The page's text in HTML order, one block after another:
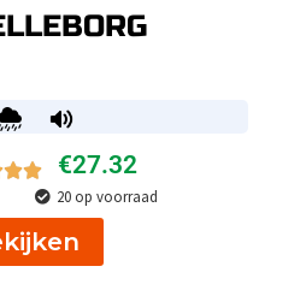
€27.32
20 op voorraad